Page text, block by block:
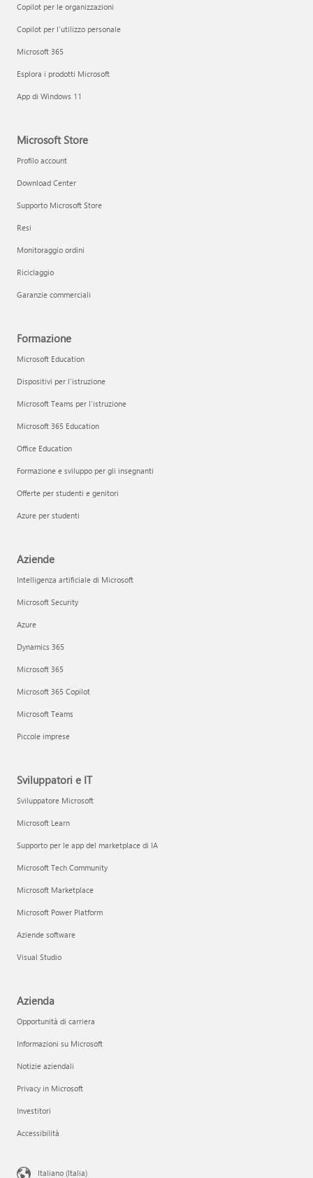
Copilot per le organizzazioni
Copilot per l'utilizzo personale
Microsoft 365
Esplora i prodotti Microsoft
App di Windows 11
Microsoft Store
Profilo account
Download Center
Supporto Microsoft Store
Resi
Monitoraggio ordini
Riciclaggio
Garanzie commerciali
Formazione
Microsoft Education
Dispositivi per l'istruzione
Microsoft Teams per l'istruzione
Microsoft 365 Education
Office Education
Formazione e sviluppo per gli insegnanti
Offerte per studenti e genitori
Azure per studenti
Aziende
Intelligenza artificiale di Microsoft
Microsoft Security
Azure
Dynamics 365
Microsoft 365
Microsoft 365 Copilot
Microsoft Teams
Piccole imprese
Sviluppatori e IT
Sviluppatore Microsoft
Microsoft Learn
Supporto per le app del marketplace di IA
Microsoft Tech Community
Microsoft Marketplace
Microsoft Power Platform
Aziende software
Visual Studio
Azienda
Opportunità di carriera
Informazioni su Microsoft
Notizie aziendali
Privacy in Microsoft
Investitori
Accessibilità
Italiano (Italia)